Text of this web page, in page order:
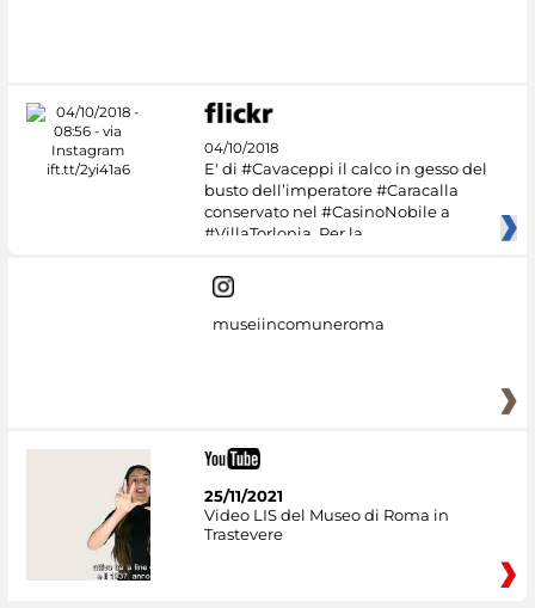
04/10/2018
E' di #Cavaceppi il calco in gesso del
busto dell’imperatore #Caracalla
conservato nel #CasinoNobile a
#VillaTorlonia. Per la
museiincomuneroma
25/11/2021
Video LIS del Museo di Roma in
Trastevere